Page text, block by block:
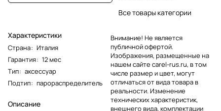
Характеристики
Страна: Италия
Гарантия: 12 мес
Тип: аксессуар
Подтип: парораспределитель
Описание
Все товары категории
Внимание! Не является
публичной офертой.
Изображения, размещенные на
нашем сайте carel-rus.ru, в том
числе размер и цвет, могут
отличаться от вида товара в
реальности. Изменение
технических характеристик,
внешнего вида, комплектации